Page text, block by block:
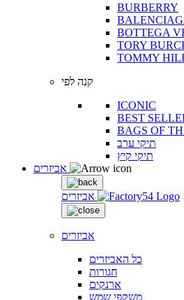
BURBERRY
BOTTEGA
TORY
TOMMY
קנה לפי
ICONIC
BEST
BAGS OF
תיקי ערב
תיקי קיץ
אביזרים
אביזרים
כל האביזרים
חגורות
ארנקים
משקפי שמש